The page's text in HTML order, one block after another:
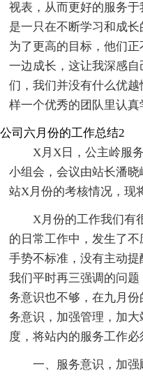
视表，从而更好的服务
是一只在不断学习和成长
为了更高的目标，他们
一边成长，这让我深感
们，我们并没有什么优
样一个优秀的团队里认真
公司六月份的工作总结2
X月X日，公主岭服
小组会，会议由站长潘
站X月份的考核情况，现
X月份的工作我们有
的日常工作中，发生了
手势不标准，没有主动
我们平时再三强调的问
务意识也不够，在九月
务意识，加强管理，加
度，将站内的服务工作必
一、服务意识，加